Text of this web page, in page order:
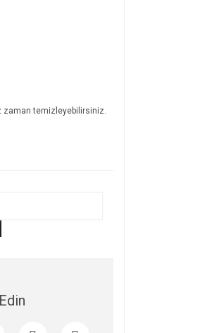
zaman temizleyebilirsiniz.